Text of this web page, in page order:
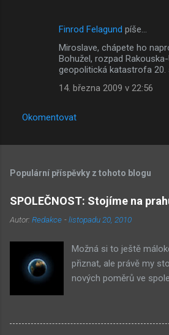
Finrod Felagund píše…
Miroslave, chápete ho
Bohužel, rozpad
geopolitická katastrofa 20.
14. března 2009 v 22:56
Okomentovat
Populární příspěvky z tohoto blogu
SPOLEČNOST: Stojíme na
Autor: Redakce -listopadu 20, 2010
Možná si to ještě
přiznat, ale právě my
nových poměrů ve
Novými poměry ve
přiklonění se s některé